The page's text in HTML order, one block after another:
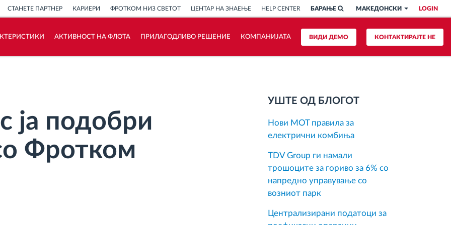
LOGIN
МАКЕДОНСКИ
БАРАЊЕ
СТАНЕТЕ ПАРТНЕР КАРИЕРИ ФРОТКОМ НИЗ СВЕТОТ ЦЕНТАР НА ЗНАЕЊЕ HELP CENTER
КОНТАКТИРАЈТЕ НЕ
ВИДИ ДЕМО
АКТИВНОСТ НА ФЛОТА ПРИЛАГОДЛИВО РЕШЕНИЕ КОМПАНИЈАТА
ја подобри
Фротком
УШТЕ ОД БЛОГОТ
Нови MOT правила за
електрични комбиња
TDV Group ги намали
трошоците за гориво за 6% со
напредно управување со
возниот парк
Централизирани податоци за